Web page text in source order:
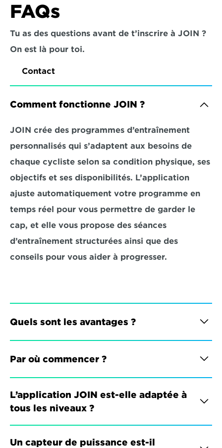
FAQs
Tu as des questions avant de t’inscrire à JOIN ?
On est là pour toi.
Contact
Comment fonctionne JOIN ?
JOIN crée des programmes d’entraînement
personnalisés qui s’adaptent aux besoins de
chaque cycliste selon sa condition physique, ses
objectifs et ses disponibilités. L’application
ajuste automatiquement votre programme en
temps réel pour vous permettre de garder le
cap, et elle vous propose des séances
d’entraînement structurées ainsi que des
conseils pour vous aider à progresser.
Quels sont les avantages ?
Par où commencer ?
L’application JOIN est-elle adaptée à
tous les niveaux ?
Un capteur de puissance est-il